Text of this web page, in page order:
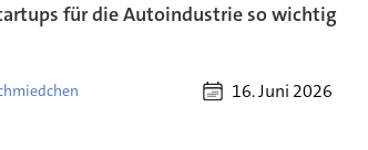
für die Autoindustrie so wichtig
16. Juni 2026